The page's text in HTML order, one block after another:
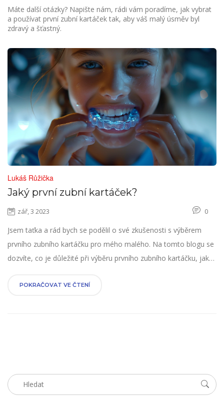
Máte další otázky? Napište nám, rádi vám poradíme, jak vybrat
a používat první zubní kartáček tak, aby váš malý úsměv byl
zdravý a šťastný.
Lukáš Růžička
Jaký první zubní kartáček?
zář, 3 2023 0
Jsem taťka a rád bych se podělil o své zkušenosti s výběrem
prvního zubního kartáčku pro mého malého. Na tomto blogu se
dozvíte, co je důležité při výběru prvního zubního kartáčku, jaká
kartáček. Rád vás provedu celým procesem, je to důležité pro
POKRAČOVAT VE ČTENÍ